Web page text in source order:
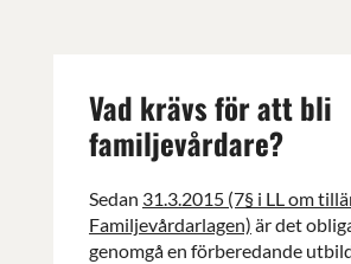
Vad krävs för att bli
familjevårdare?
Sedan 31.3.2015 (7§ i LL om
Familjevårdarlagen) är det
genomgå en förberedande